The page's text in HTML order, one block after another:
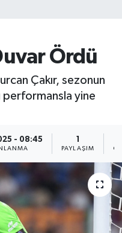
Ördü
Çakır, sezonun
performansla yine
- 08:45 1
PAYLAŞIM